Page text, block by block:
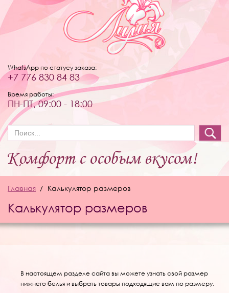
WhatsApp по статусу заказа:
+7 776 830 84 83
Время работы:
ПН-ПТ, 09:00 - 18:00
Форма поиска
Главная Калькулятор размеров
Калькулятор размеров
В настоящем разделе сайта вы можете узнать свой размер
нижнего белья и выбрать товары подходящие вам по размеру.